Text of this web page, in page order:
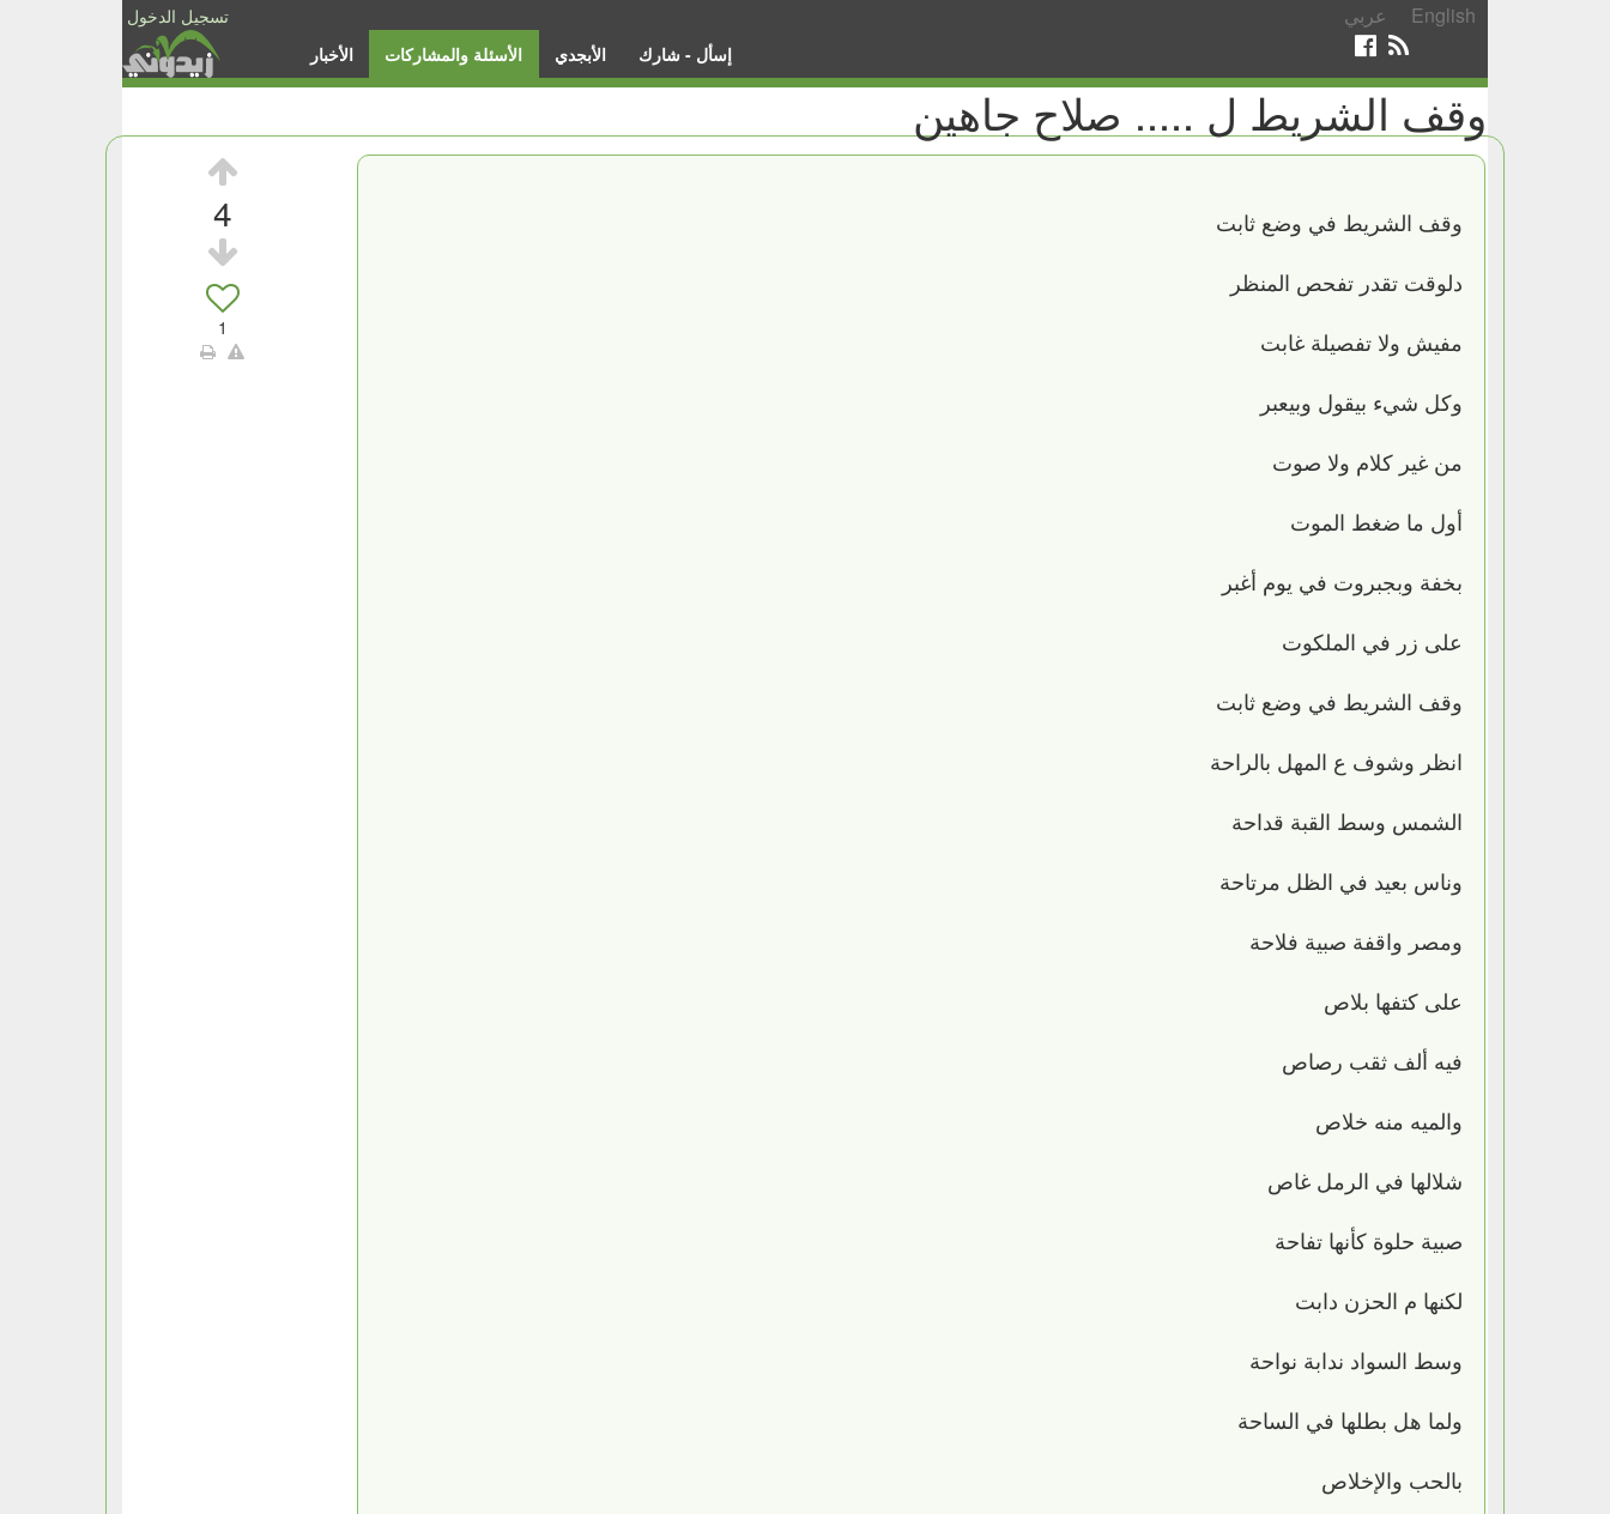
تسجيل الدخول عربي English
الأخبار الأسئلة والمشاركات الأبجدي إسأل - شارك
وقف الشريط ل ..... صلاح جاهين
4
1
وقف الشريط في وضع ثابت
دلوقت تقدر تفحص المنظر
مفيش ولا تفصيلة غابت
وكل شيء بيقول وبيعبر
من غير كلام ولا صوت
أول ما ضغط الموت
بخفة وبجبروت في يوم أغبر
على زر في الملكوت
وقف الشريط في وضع ثابت
انظر وشوف ع المهل بالراحة
الشمس وسط القبة قداحة
وناس بعيد في الظل مرتاحة
ومصر واقفة صبية فلاحة
على كتفها بلاص
فيه ألف ثقب رصاص
والميه منه خلاص
شلالها في الرمل غاص
صبية حلوة كأنها تفاحة
لكنها م الحزن دابت
وسط السواد ندابة نواحة
ولما هل بطلها في الساحة
بالحب والإخلاص